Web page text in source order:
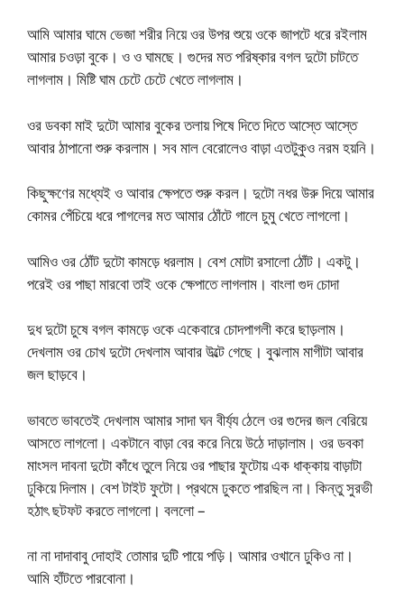
আমি আমার ঘামে ভেজা শরীর নিয়ে ওর উপর শুয়ে ওকে জাপটে ধরে রইলাম
আমার চওড়া বুকে। ও ও ঘামছে। গুদের মত পরিষ্কার বগল দুটো চাটতে
লাগলাম। মিষ্টি ঘাম চেটে চেটে খেতে লাগলাম।
ওর ডবকা মাই দুটো আমার বুকের তলায় পিষে দিতে দিতে আস্তে আস্তে
আবার ঠাপানো শুরু করলাম। সব মাল বেরোলেও বাড়া এতটুকুও নরম হয়নি।
কিছুক্ষণের মধ্যেই ও আবার ক্ষেপতে শুরু করল। দুটো নধর উরু দিয়ে আমার
কোমর পেঁচিয়ে ধরে পাগলের মত আমার ঠোঁটে গালে চুমু খেতে লাগলো।
আমিও ওর ঠোঁট দুটো কামড়ে ধরলাম। বেশ মোটা রসালো ঠোঁট। একটু।
পরেই ওর পাছা মারবো তাই ওকে ক্ষেপাতে লাগলাম। বাংলা গুদ চোদা
দুধ দুটো চুষে বগল কামড়ে ওকে একেবারে চোদপাগলী করে ছাড়লাম।
দেখলাম ওর চোখ দুটো দেখলাম আবার উল্টে গেছে। বুঝলাম মাগীটা আবার
জল ছাড়বে।
ভাবতে ভাবতেই দেখলাম আমার সাদা ঘন বীর্য্য ঠেলে ওর গুদের জল বেরিয়ে
আসতে লাগলো। একটানে বাড়া বের করে নিয়ে উঠে দাড়ালাম। ওর ডবকা
মাংসল দাবনা দুটো কাঁধে তুলে নিয়ে ওর পাছার ফুটোয় এক ধাক্কায় বাড়াটা
ঢুকিয়ে দিলাম। বেশ টাইট ফুটো। প্রথমে ঢুকতে পারছিল না। কিন্তু সুরভী
হঠাৎ ছটফট করতে লাগলো। বললো –
না না দাদাবাবু দোহাই তোমার দুটি পায়ে পড়ি। আমার ওখানে ঢুকিও না।
আমি হাঁটতে পারবোনা।